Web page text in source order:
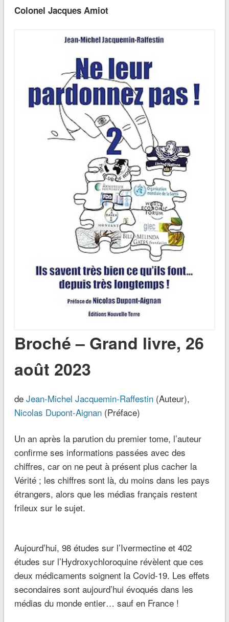
Colonel Jacques Amiot
Broché – Grand livre, 26
août 2023
de Jean-Michel Jacquemin-Raffestin(Auteur),
Nicolas Dupont-Aignan(Préface)
Un an après la parution du premier tome, l’auteur
confirme ses informations passées avec des
chiffres, car on ne peut à présent plus cacher la
Vérité ; les chiffres sont là, du moins dans les pays
étrangers, alors que les médias français restent
frileux sur le sujet.
Aujourd’hui, 98 études sur l’Ivermectine et 402
études sur l’Hydroxychloroquine révèlent que ces
deux médicaments soignent la Covid-19. Les effets
secondaires sont aujourd’hui évoqués dans les
médias du monde entier… sauf en France !